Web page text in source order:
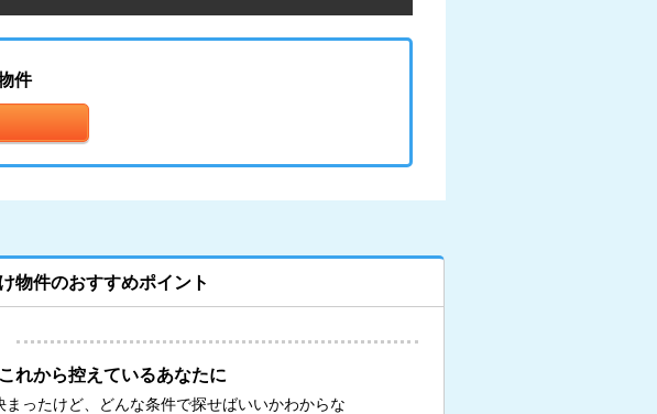
件
物件のおすすめポイント
れから控えているあなたに
まったけど、どんな条件で探せばいいかわからな